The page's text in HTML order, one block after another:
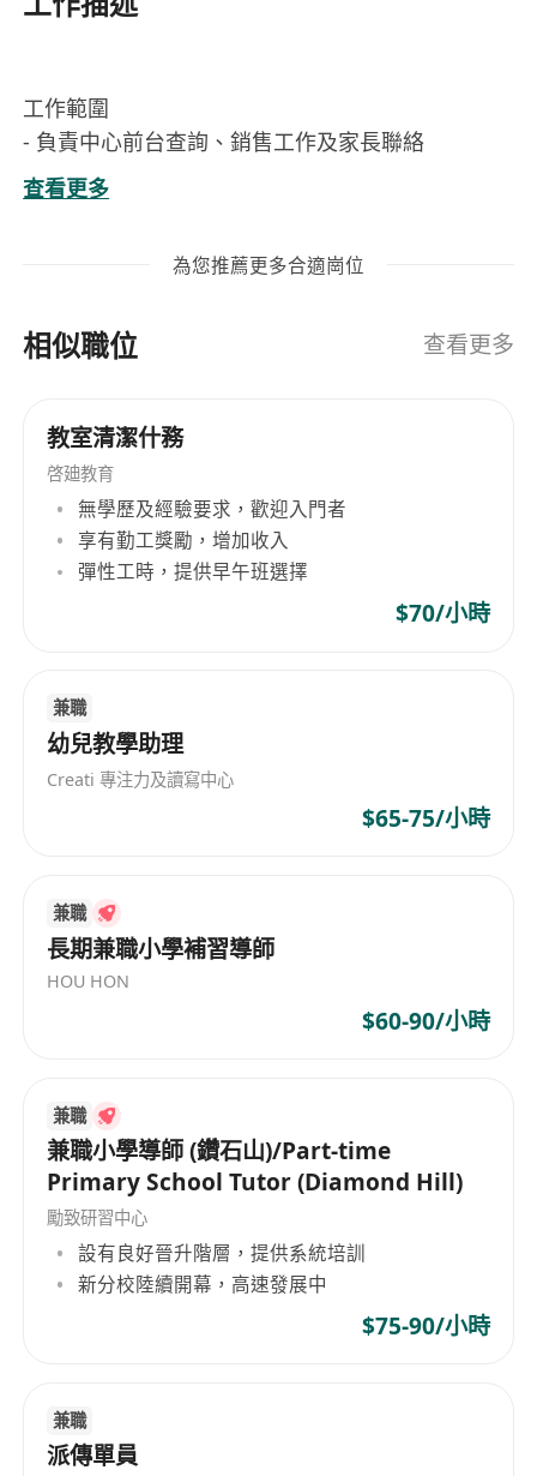
工作範圍
- 負責中心前台查詢、銷售工作及家長聯絡
- 處理日常文書工作
- 協助老師維持課室秩序，確保課堂順暢進行
備。
查看更多
為您推薦更多合適崗位
相似職位 查看更多
教室清潔什務
啓廸教育
無學歷及經驗要求，歡迎入門者
享有勤工獎勵，增加收入
彈性工時，提供早午班選擇
$70/小時
兼職
幼兒教學助理
Creati 專注力及讀寫中心
$65-75/小時
兼職
長期兼職小學補習導師
HOU HON
$60-90/小時
兼職
兼職小學導師 (鑽石山)/Part-time
Primary School Tutor (Diamond Hill)
勵致研習中心
設有良好晉升階層，提供系統培訓
新分校陸續開幕，高速發展中
$75-90/小時
兼職
派傳單員